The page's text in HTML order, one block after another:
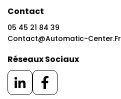
Contact
05 45 21 84 39
Contact@automatic-Center.fr
Réseaux Sociaux